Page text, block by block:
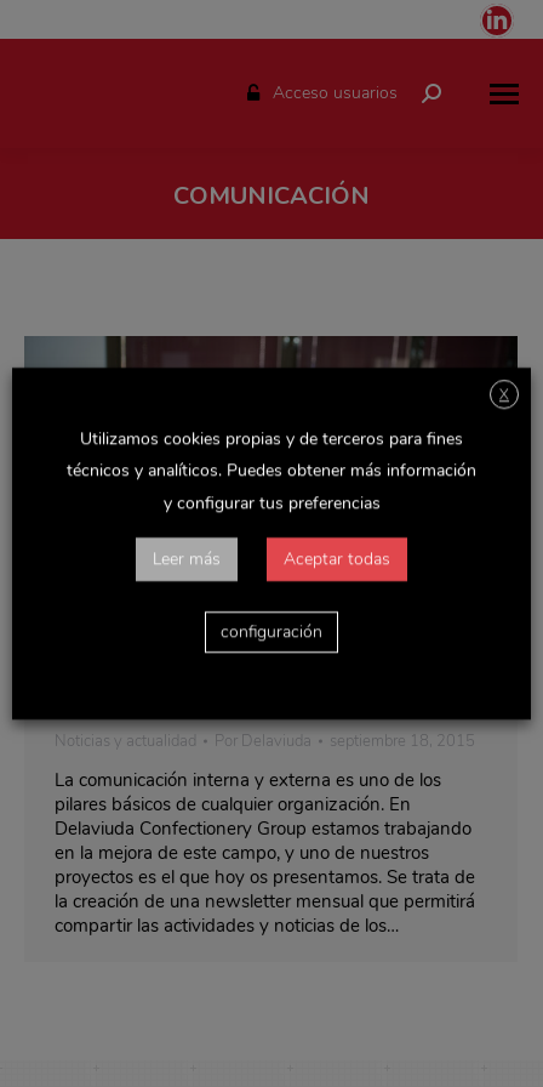
Acceso usuarios Buscar:
COMUNICACIÓN
Noticias y actualidad Por Delaviuda septiembre 18, 2015
La comunicación interna y externa es uno de los
pilares básicos de cualquier organización. En
Delaviuda Confectionery Group estamos trabajando
en la mejora de este campo, y uno de nuestros
proyectos es el que hoy os presentamos. Se trata de
la creación de una newsletter mensual que permitirá
compartir las actividades y noticias de los…
X
Utilizamos cookies propias y de terceros para fines
técnicos y analíticos. Puedes obtener más información
y configurar tus preferencias
Leer más Aceptar todas
configuración